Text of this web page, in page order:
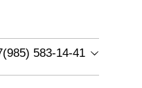
583-14-41